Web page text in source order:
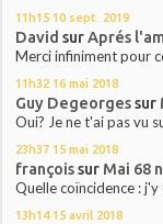
11h15 10 sept. 2019
David surAprés
Merci infiniment pour
11h32 16 mai 2018
Guy Degeorgessur
Oui? Je ne t'ai pas vu
23h37 15 mai 2018
françoissur Mai 68
Quelle coïncidence : j'y
13h14 15 avril 2018